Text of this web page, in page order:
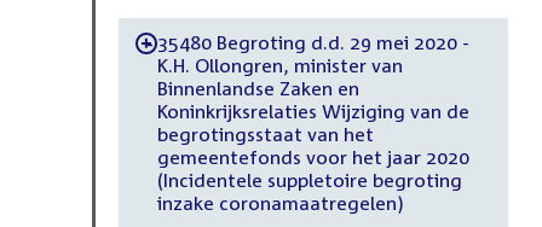
-35480 Begroting d.d. 29 mei 2020 -
K.H. Ollongren, minister van
Binnenlandse Zaken en
Koninkrijksrelaties Wijziging van de
begrotingsstaat van het
gemeentefonds voor het jaar 2020
(Incidentele suppletoire begroting
inzake coronamaatregelen)